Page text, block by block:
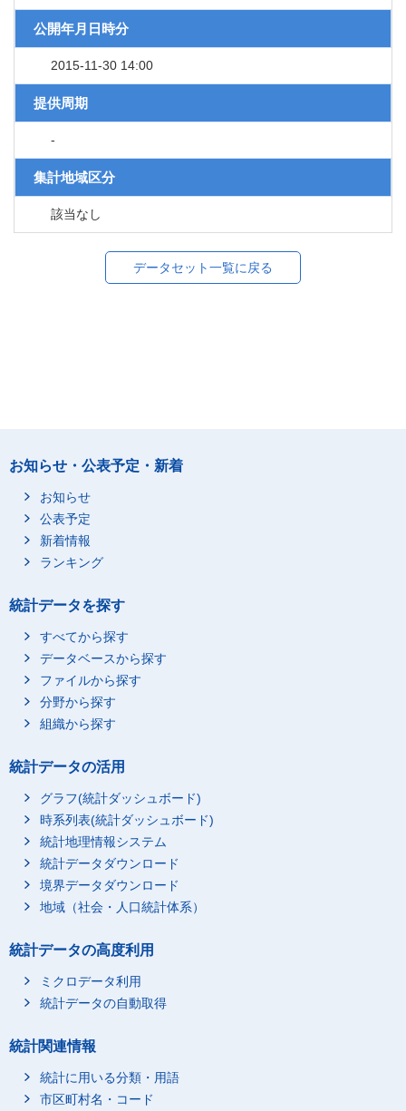
公開年月日時分
2015-11-30 14:00
提供周期
-
集計地域区分
該当なし
データセット一覧に戻る
お知らせ・公表予定・新着
お知らせ
公表予定
新着情報
ランキング
統計データを探す
すべてから探す
データベースから探す
ファイルから探す
分野から探す
組織から探す
統計データの活用
グラフ(統計ダッシュボード)
時系列表(統計ダッシュボード)
統計地理情報システム
統計データダウンロード
境界データダウンロード
地域（社会・人口統計体系）
統計データの高度利用
ミクロデータ利用
統計データの自動取得
統計関連情報
統計に用いる分類・用語
市区町村名・コード